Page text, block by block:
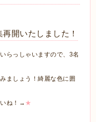
開いたしました！
らっしゃいますので、3名
ましょう！綺麗な色に囲
いね！→ ★